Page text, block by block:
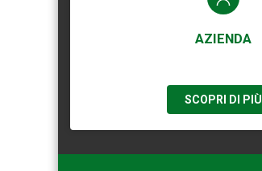
AZIENDA
SCOPRI DI PIÙ